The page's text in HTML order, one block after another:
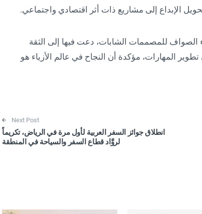
الإبداع إلى مشاريع ذات أثر اقتصادي واجتماعي.
الصواف للمصممات الشابات، دعت فيها إلى الثقة
المهارات، مؤكدة أن النجاح في عالم الأزياء هو
Next Post
انطلاق جوائز السفر العربية لأول مرة في الرياض، تكريماً
لروَّاد قطاع السفر والسياحة في المنطقة